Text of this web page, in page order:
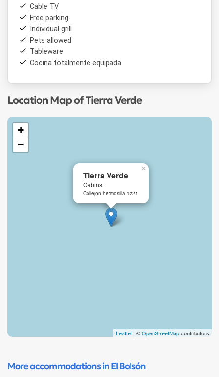
Cable TV
Free parking
Individual grill
Pets allowed
Tableware
Cocina totalmente equipada
Location Map of Tierra Verde
Tierra Verde
Cabins
Callejon hermosilla 1221
×
+
−
Leaflet | ©OpenStreetMapcontributors
More accommodations in El Bolsón